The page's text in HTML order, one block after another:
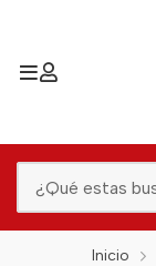
Inicio